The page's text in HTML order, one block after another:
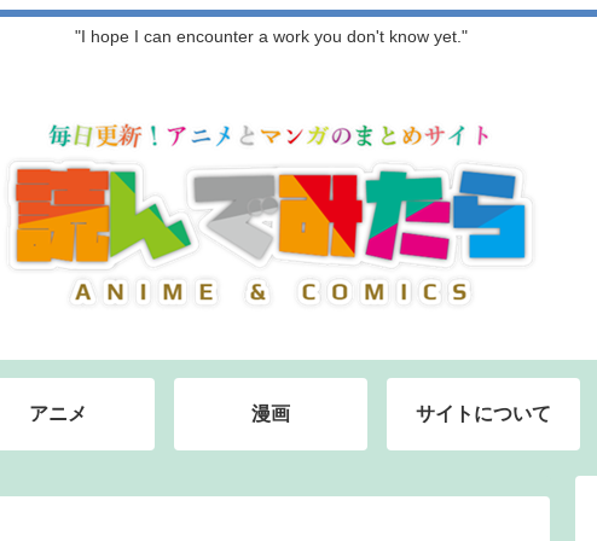
"I hope I can encounter a work you don't know yet."
アニメ 漫画 サイトについて